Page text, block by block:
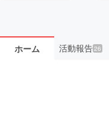
ホーム 活動報告26